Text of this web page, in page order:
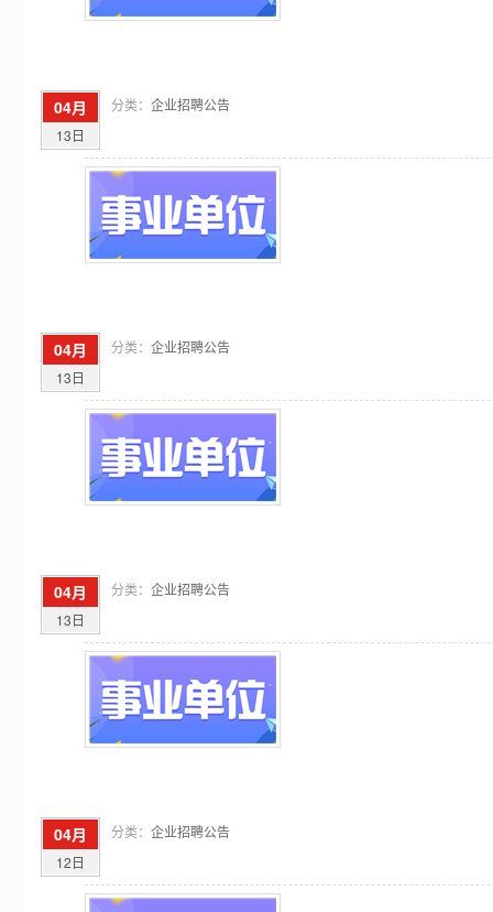
04月
13日
分类： 企业招聘公告
04月
13日
分类： 企业招聘公告
04月
13日
分类： 企业招聘公告
04月
12日
分类： 企业招聘公告